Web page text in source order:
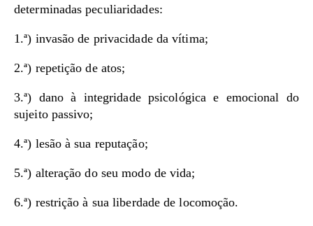
determinadas peculiaridades:
1.ª) invasão de privacidade da vítima;
2.ª) repetição de atos;
3.ª) dano à integridade psicológica e emocional do
sujeito passivo;
4.ª) lesão à sua reputação;
5.ª) alteração do seu modo de vida;
6.ª) restrição à sua liberdade de locomoção.